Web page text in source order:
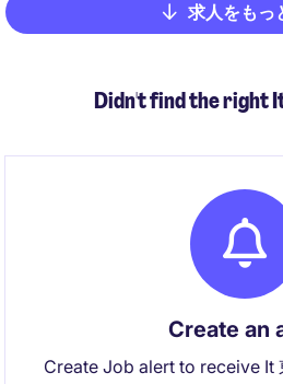
Pagination
求人をもっ
Didn't find the right
Create an
Create Job alert to receive It